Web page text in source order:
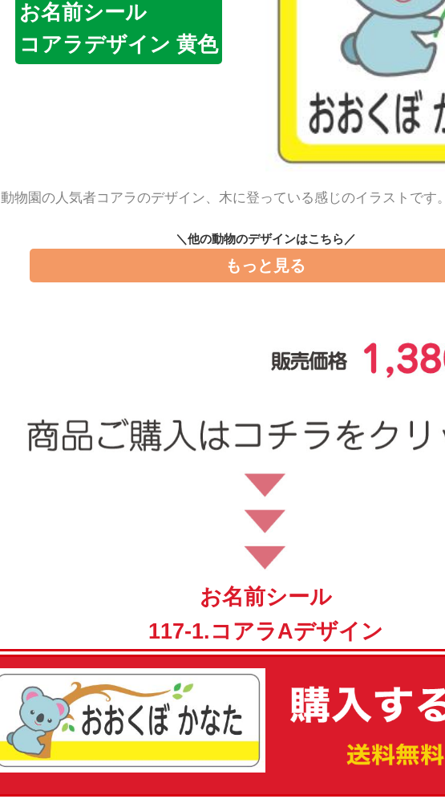
お名前シール
コアラデザイン 黄色
動物園の人気者コアラのデザイン、木に登っている感じのイラストです
＼他の動物のデザインはこちら／
もっと見る
お名前シール
117-1.コアラAデザイン